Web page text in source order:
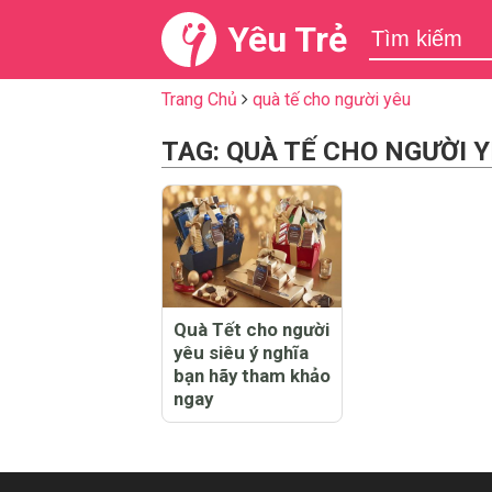
Yêu Trẻ
Trang Chủ quà tế cho người yêu
TAG: QUÀ TẾ CHO NGƯỜI
Quà Tết cho người
yêu siêu ý nghĩa
bạn hãy tham khảo
ngay